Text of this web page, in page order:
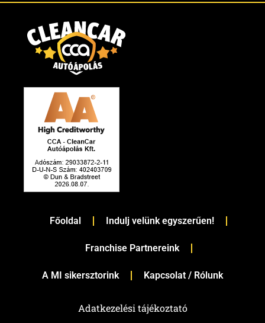
Főoldal Indulj velünk egyszerűen!
Franchise Partnereink
A MI sikersztorink Kapcsolat / Rólunk
Adatkezelési tájékoztató